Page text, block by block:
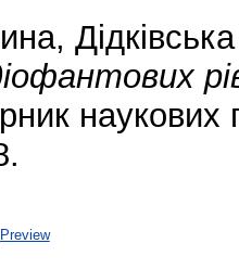
,
наукових
Preview